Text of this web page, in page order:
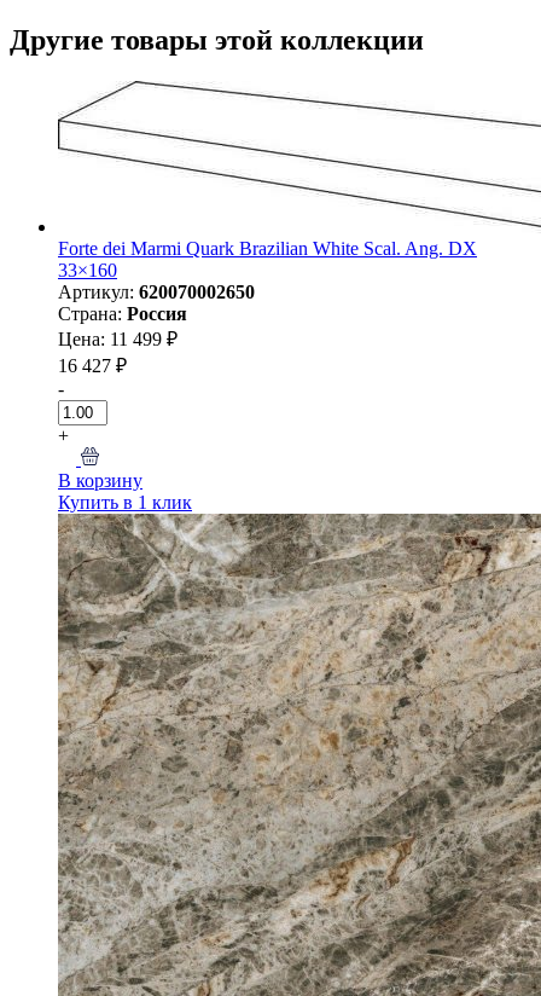
Другие товары этой коллекции
Forte dei Marmi Quark Brazilian White Scal. Ang. DX
33×160
Артикул: 620070002650
Страна: Россия
Цена: 11 499 ₽
16 427 ₽
-
+
В корзину
Купить в 1 клик